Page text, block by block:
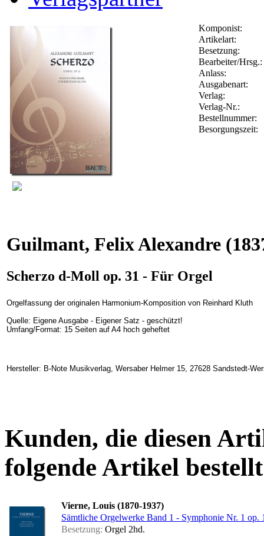
Komponist:
Artikelart:
Besetzung:
Bearbeiter/Hrsg.:
Anlass:
Ausgabenart:
Verlag:
Verlag-Nr.:
Bestellnummer:
Besorgungszeit:
Guilmant, Felix Alexandre
Scherzo d-Moll op. 31 - Für Orgel
Orgelfassung der originalen Harmonium-Komposition von Reinhard Kluth
Quelle: Eigene Ausgabe - Eigener Satz - geschützt!
Umfang/Format: 15 Seiten auf A4 hoch geheftet
Hersteller: B-Note Musikverlag, Wersaber Helmer 15, 27628 Sandstedt-
Kunden, die diesen
folgende Artikel
Vierne, Louis (1870-1937)
Sämtliche Orgelwerke Band 1 - Symphonie Nr. 1 op.
Besetzung: Orgel 2hd.